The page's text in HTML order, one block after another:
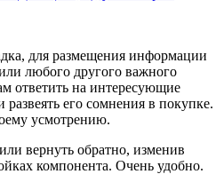
для размещения информации
любого другого важного
ответить на интересующие
его сомнения в покупке.
усмотрению.
вернуть обратно, изменив
компонента. Очень удобно.